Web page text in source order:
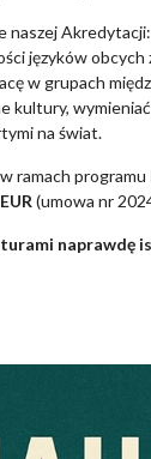
naszej
języków
w grupach
kultury,
na świat.
ramach programu
(umowa nr
naprawdę